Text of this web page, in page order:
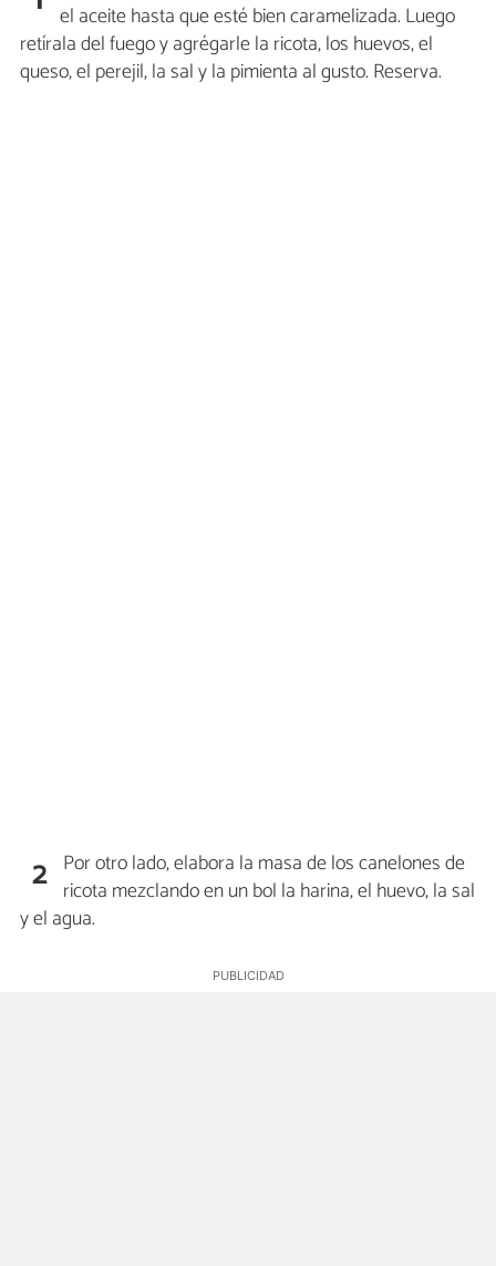
el aceite hasta que esté bien caramelizada. Luego
retírala del fuego y agrégarle la ricota, los huevos, el
queso, el perejil, la sal y la pimienta al gusto. Reserva.
2 Por otro lado, elabora la masa de los canelones de
ricota mezclando en un bol la harina, el huevo, la sal
y el agua.